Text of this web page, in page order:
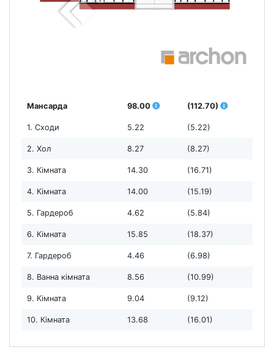
Мансарда 98.00 (112.70)
1. Сходи 5.22 (5.22)
2. Хол 8.27 (8.27)
3. Кімната 14.30 (16.71)
4. Кімната 14.00 (15.19)
5. Гардероб 4.62 (5.84)
6. Кімната 15.85 (18.37)
7. Гардероб 4.46 (6.98)
8. Ванна кімната 8.56 (10.99)
9. Кімната 9.04 (9.12)
10. Кімната 13.68 (16.01)